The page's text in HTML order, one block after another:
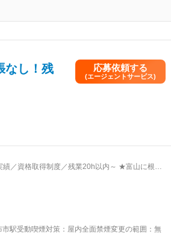
なし！残
応募依頼する
(エージェントサービス)
得制度／残業20h以内～ ★富山に根差
っております。 グループ企業各社でそれぞれの
度合いや意気込みを見て1年～3年で一人だち出
駅受動喫煙対策：屋内全面禁煙変更の範囲：無